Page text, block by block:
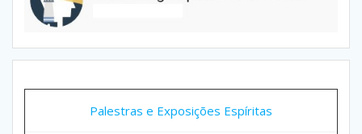
Palestras e Exposições Espíritas